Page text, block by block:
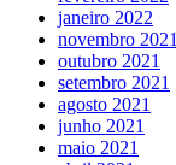
janeiro 2022
novembro 2021
outubro 2021
setembro 2021
agosto 2021
junho 2021
maio 2021